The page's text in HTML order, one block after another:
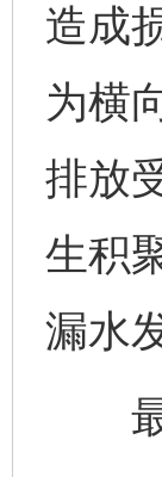
造成
为横
排放
生积
漏水
最